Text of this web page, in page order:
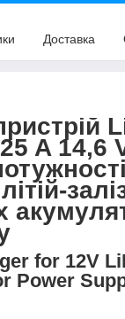
Доставка
A 14,6
for 12V
Power